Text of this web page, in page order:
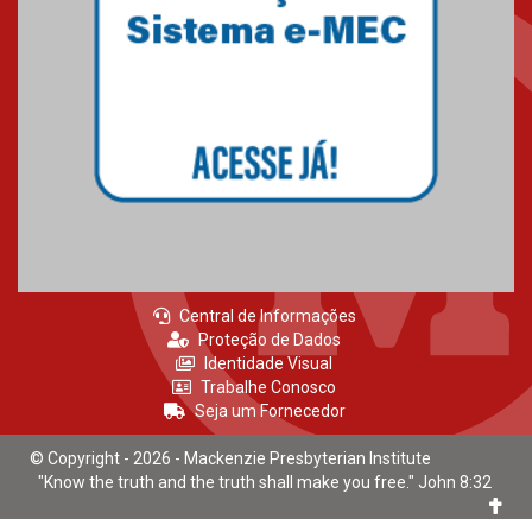
Central de Informações
Proteção de Dados
Identidade Visual
Trabalhe Conosco
Seja um Fornecedor
© Copyright - 2026 - Mackenzie Presbyterian Institute
"Know the truth and the truth shall make you free." John 8:32